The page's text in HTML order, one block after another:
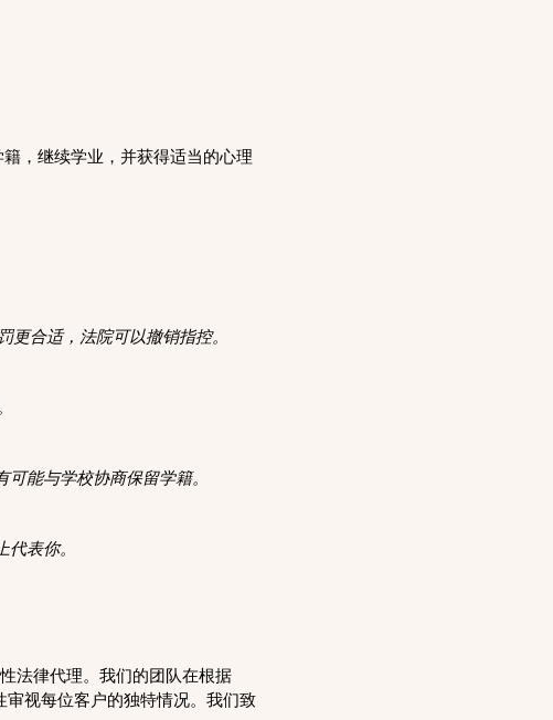
，继续学业，并获得适当的心理
合适，法院可以撤销指控。
能与学校协商保留学籍。
表你。
法律代理。我们的团队在根据
审视每位客户的独特情况。我们致